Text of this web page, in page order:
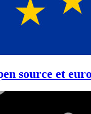
source et